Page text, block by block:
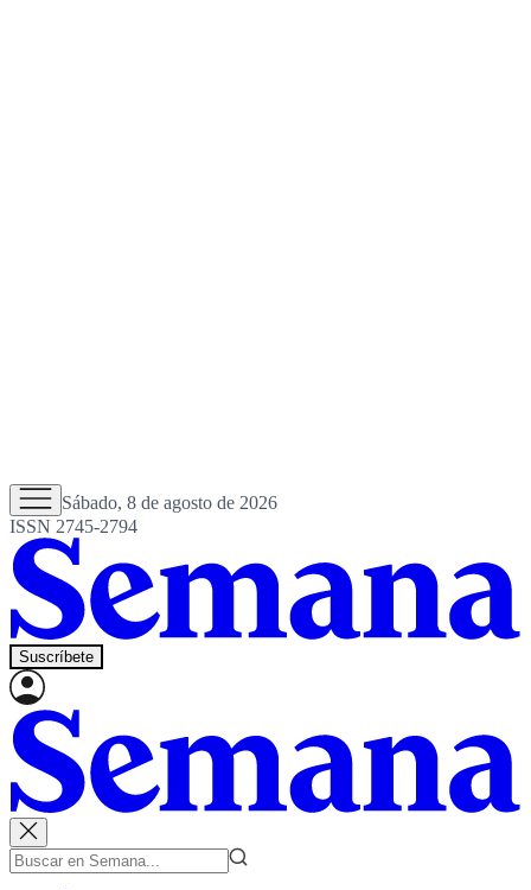
Sábado, 8 de agosto de 2026
ISSN 2745-2794
Suscríbete